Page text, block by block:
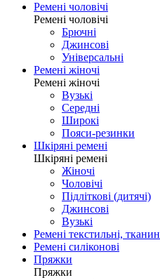
Ремені чоловічі
Ремені чоловічі
Брючні
Джинсові
Універсальні
Ремені жіночі
Ремені жіночі
Вузькі
Середні
Широкі
Пояси-резинки
Шкіряні ремені
Шкіряні ремені
Жіночі
Чоловічі
Підліткові (дитячі)
Джинсові
Вузькі
Ремені текстильні,
Ремені силіконові
Пряжки
Пряжки